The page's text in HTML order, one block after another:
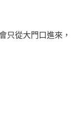
只從大門口進來，